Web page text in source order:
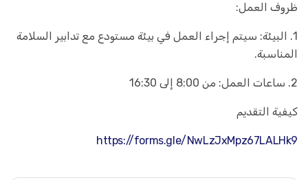
ظروف العمل:
1. البيئة: سيتم إجراء العمل في بيئة مستودع مع تدابير السلامة
المناسبة.
2. ساعات العمل: من 8:00 إلى 16:30
كيفية التقديم
https://forms.gle/NwLzJxMpz67LALHk9